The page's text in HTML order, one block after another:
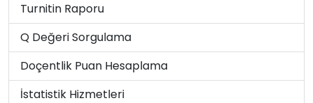
Turnitin Raporu
Q Değeri Sorgulama
Doçentlik Puan Hesaplama
İstatistik Hizmetleri